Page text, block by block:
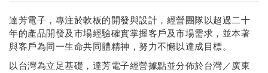
達芳電子，專注於軟板的開發與設計，經營團隊以超過二十
年的產品開發及市場經驗確實掌握客戶及市場需求，並本著
與客戶為同一生命共同體精神，努力不懈以達成目標。
以台灣為立足基礎，達芳電子經營據點並分佈於台灣／廣東